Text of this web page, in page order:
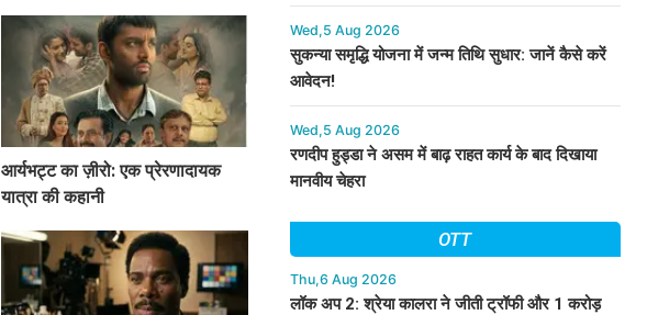
आर्यभट्ट का ज़ीरो: एक प्रेरणादायक
यात्रा की कहानी
Wed,5 Aug 2026
सुकन्या समृद्धि योजना में जन्म तिथि सुधार: जानें कैसे करें
आवेदन!
Wed,5 Aug 2026
रणदीप हुड्डा ने असम में बाढ़ राहत कार्य के बाद दिखाया
मानवीय चेहरा
OTT
Thu,6 Aug 2026
लॉक अप 2: श्रेया कालरा ने जीती ट्रॉफी और 1 करोड़